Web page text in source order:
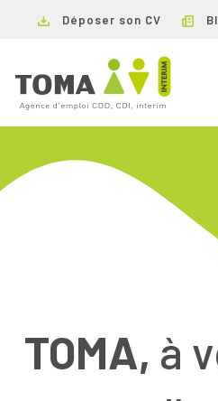
Déposer son CV
TOMA, à